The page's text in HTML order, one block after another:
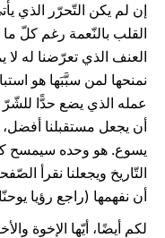
إن لم يكن التّحرّر الذي
القلب بالنّعمة رغم كلّ
العنف الذي تعرّضنا له لا
نمنحها لمن سبَّبَها هو
عمله الذي يضع حدًّا للشّرّ
أن يجعل مستقبلنا أفضل،
يسوع. هو وحده سيمسح
التّاريخ ويجعلنا نقرأ
أن نفهمها (راجع رؤيا يوحنّا 5).
لكم أيضًا، أيّها الإخوة